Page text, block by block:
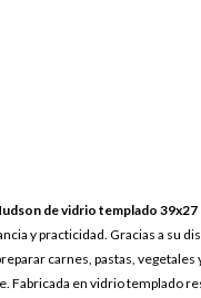
de vidrio templado 39x27
y practicidad. Gracias a su
carnes, pastas, vegetales
Fabricada en vidrio templado